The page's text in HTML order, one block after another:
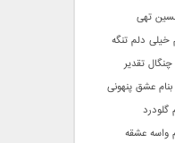
تهی
تقدیر
عشق پنهونی
گلودرد
واسه عشقه